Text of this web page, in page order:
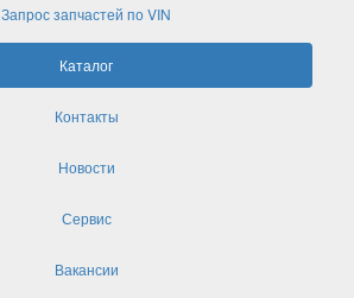
Запрос запчастей по VIN
Каталог
Контакты
Новости
Сервис
Вакансии